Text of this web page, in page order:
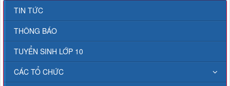
TIN TỨC
THÔNG BÁO
TUYỂN SINH LỚP 10
CÁC TỔ CHỨC